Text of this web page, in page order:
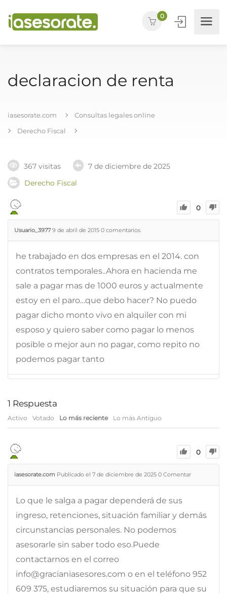
0
declaracion de renta
iasesorate.com
Consultas legales online
Derecho Fiscal
367 visitas
7 de diciembre de 2025
Derecho Fiscal
0
Usuario_3977 9 de abril de 2015 0 comentarios
he trabajado en dos empresas en el 2014. con
contratos temporales..Ahora en hacienda me
sale a pagar mas de 1000 euros y actualmente
estoy en el paro…que debo hacer? No puedo
pagar dicho monto vivo en alquiler con mi
esposo y quiero saber como pagar lo menos
posible o mejor aun no pagar, como repito no
podemos pagar tanto
1 Respuesta
Activo Votado Lo más reciente Lo más Antiguo
0
iasesorate.com Publicado el 7 de diciembre de 2025 0 Comentar
Lo que le salga a pagar dependerá de sus
ingreso, retenciones, situación familiar y demás
circunstancias personales. No podemos
asesorarle sin saber todo eso.Puede
contactarnos en el correo
info@gracianiasesores.com o en el teléfono 952
609 375, estudiaremos su situación para que su